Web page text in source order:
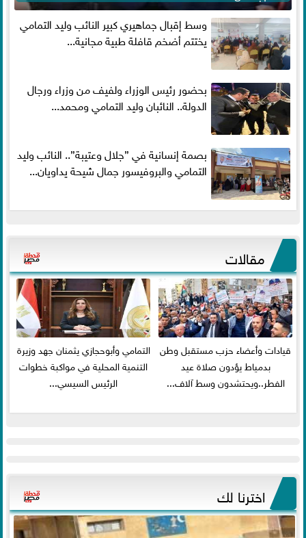
وسط إقبال جماهيري كبير النائب وليد التمامي
يختتم أضخم قافلة طبية مجانية...
بحضور رئيس الوزراء ولفيف من وزراء ورجال
الدولة.. النائبان وليد التمامي ومحمد...
بصمة إنسانية في ”جلال وعتيبة”.. النائب وليد
التمامي والبروفيسور جمال شيحة يداويان...
مقالات
قيادات وأعضاء حزب مستقبل وطن
بدمياط يؤدون صلاة عيد
الفطر..ويحتشدون وسط آلاف...
التمامي وأبوحجازي يثمنان جهد وزيرة
التنمية المحلية في مواكبة خطوات
الرئيس السيسي...
اخترنا لك